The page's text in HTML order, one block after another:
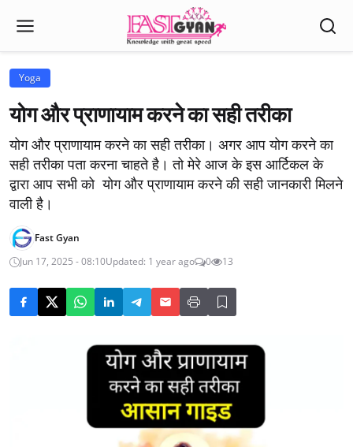
Yoga
योग और प्राणायाम करने का सही तरीका
योग और प्राणायाम करने का सही तरीका। अगर आप योग करने का
सही तरीका पता करना चाहते है। तो मेरे आज के इस आर्टिकल के
द्वारा आप सभी को योग और प्राणायाम करने की सही जानकारी मिलने
वाली है।
Fast Gyan
Jun 17, 2025 - 08:10Updated: 1 year ago 0 13